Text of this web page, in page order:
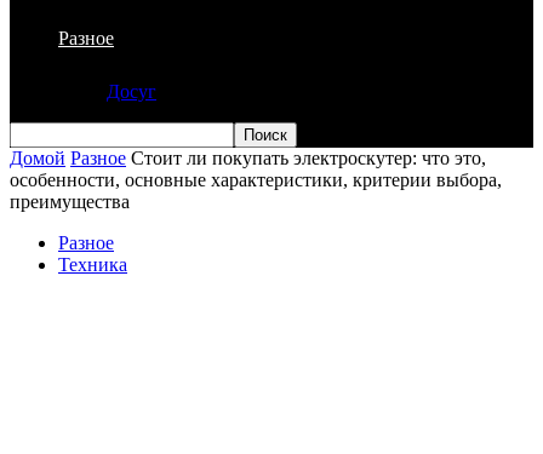
Разное
Досуг
Домой Разное Стоит ли покупать электроскутер: что это,
особенности, основные характеристики, критерии выбора,
преимущества
Разное
Техника